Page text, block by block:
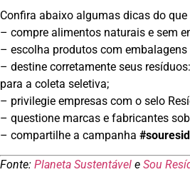
Confira abaixo algumas dicas do
– compre alimentos naturais e sem
– escolha produtos com
– destine corretamente seus
para a coleta seletiva;
– privilegie empresas com o selo
– questione marcas e fabricantes
– compartilhe a campanha
Fonte: Planeta Sustentável e Sou